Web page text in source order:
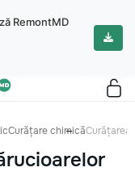
RemontMD
Curățare chimicăCurățarea